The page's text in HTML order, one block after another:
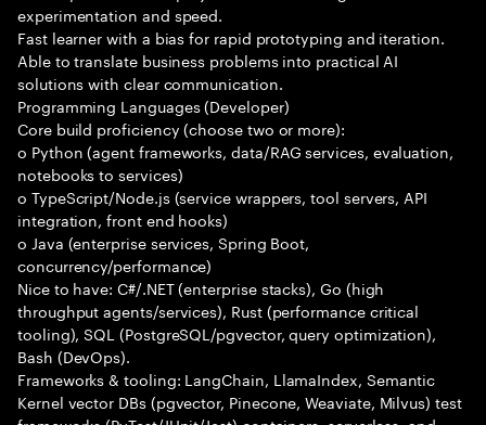
experimentation and speed.
Fast learner with a bias for rapid prototyping and iteration.
Able to translate business problems into practical AI
solutions with clear communication.
Programming Languages (Developer)
Core build proficiency (choose two or more):
o Python (agent frameworks, data/RAG services, evaluation,
notebooks to services)
o TypeScript/Node.js (service wrappers, tool servers, API
integration, front end hooks)
o Java (enterprise services, Spring Boot,
concurrency/performance)
Nice to have: C#/.NET (enterprise stacks), Go (high
throughput agents/services), Rust (performance critical
tooling), SQL (PostgreSQL/pgvector, query optimization),
Bash (DevOps).
Frameworks & tooling: LangChain, LlamaIndex, Semantic
Kernel vector DBs (pgvector, Pinecone, Weaviate, Milvus) test